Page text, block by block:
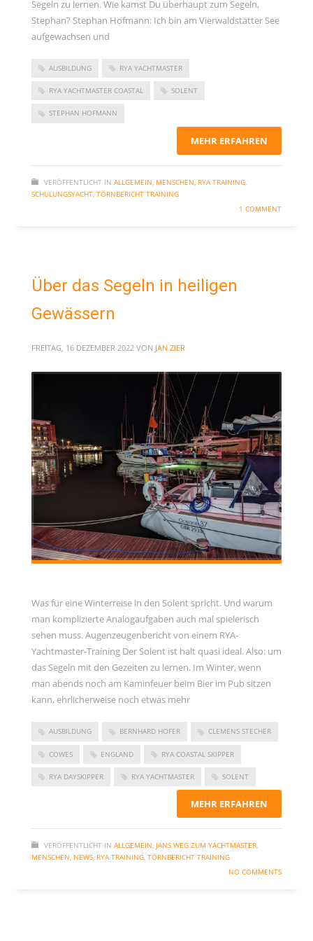
Kommentar-Feed
WordPress.org
Segeln zu lernen. Wie kamst Du überhaupt zum Segeln,
Stephan? Stephan Hofmann: Ich bin am Vierwaldstätter See
aufgewachsen und
AUSBILDUNG RYA YACHTMASTER
RYA YACHTMASTER COASTAL SOLENT
STEPHAN HOFMANN
MEHR ERFAHREN
VERÖFFENTLICHT IN ALLGEMEIN MENSCHEN RYA TRAINING
SCHULUNGSYACHT TÖRNBERICHT TRAINING
1 COMMENT
Über das Segeln in heiligen
Gewässern
FREITAG, 16 DEZEMBER 2022 VON JAN ZIER
Was für eine Winterreise in den Solent spricht. Und warum
man komplizierte Analogaufgaben auch mal spielerisch
sehen muss. Augenzeugenbericht von einem RYA-
Yachtmaster-Training Der Solent ist halt quasi ideal. Also: um
das Segeln mit den Gezeiten zu lernen. Im Winter, wenn
man abends noch am Kaminfeuer beim Bier im Pub sitzen
kann, ehrlicherweise noch etwas mehr
AUSBILDUNG BERNHARD HOFER CLEMENS STECHER
COWES ENGLAND RYA COASTAL SKIPPER
RYA DAYSKIPPER RYA YACHTMASTER SOLENT
MEHR ERFAHREN
VERÖFFENTLICHT IN ALLGEMEIN, JANS WEG ZUM YACHTMASTER,
MENSCHEN, NEWS, RYA TRAINING, TÖRNBERICHT TRAINING
NO COMMENTS